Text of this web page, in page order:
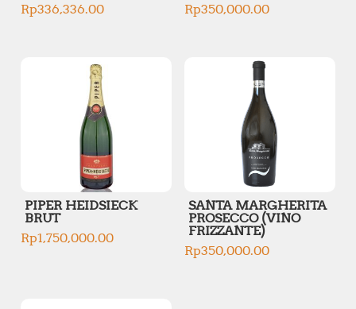
Rp336,336.00
Rp350,000.00
PIPER HEIDSIECK
BRUT
Rp1,750,000.00
SANTA MARGHERITA
PROSECCO (VINO
FRIZZANTE)
Rp350,000.00